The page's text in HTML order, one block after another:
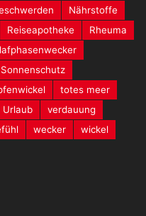
Nährstoffe
Reiseapotheke
Rheuma
Sonnenschutz
totes meer
Urlaub
verdauung
wecker
wickel